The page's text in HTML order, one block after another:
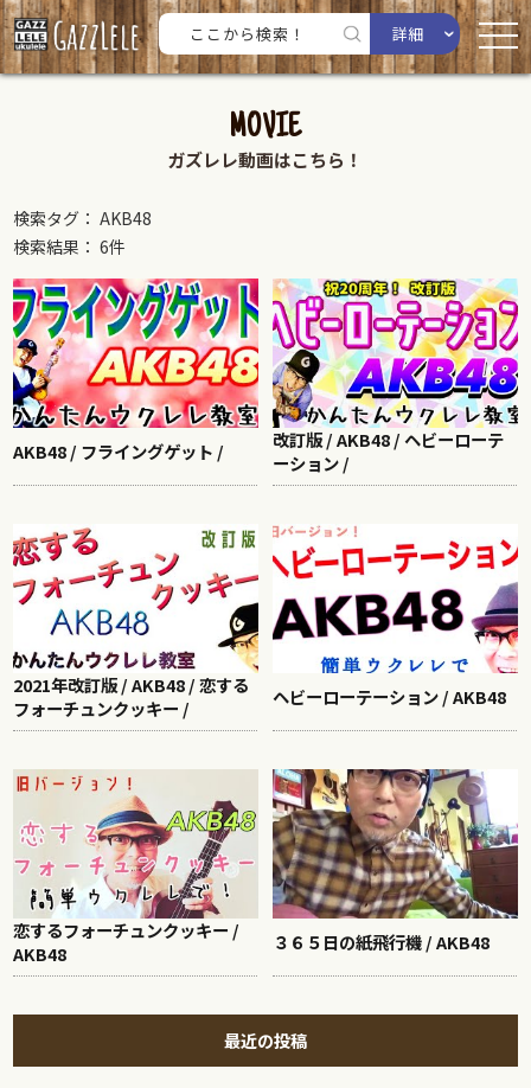
詳細
MOVIE
ガズレレ動画はこちら！
検索タグ： AKB48
検索結果： 6件
AKB48 / フライングゲット /
改訂版 / AKB48 / ヘビーローテ
ーション /
2021年改訂版 / AKB48 / 恋する
フォーチュンクッキー /
ヘビーローテーション / AKB48
恋するフォーチュンクッキー /
AKB48
３６５日の紙飛行機 / AKB48
最近の投稿